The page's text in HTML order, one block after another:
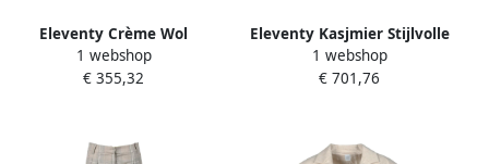
Eleventy Crème Wol
Kasjmier Broek Made in
Italy Beige Dames
1 webshop
€ 355,32
Eleventy Kasjmier Stijlvolle
Broek Beige Dames
1 webshop
€ 701,76